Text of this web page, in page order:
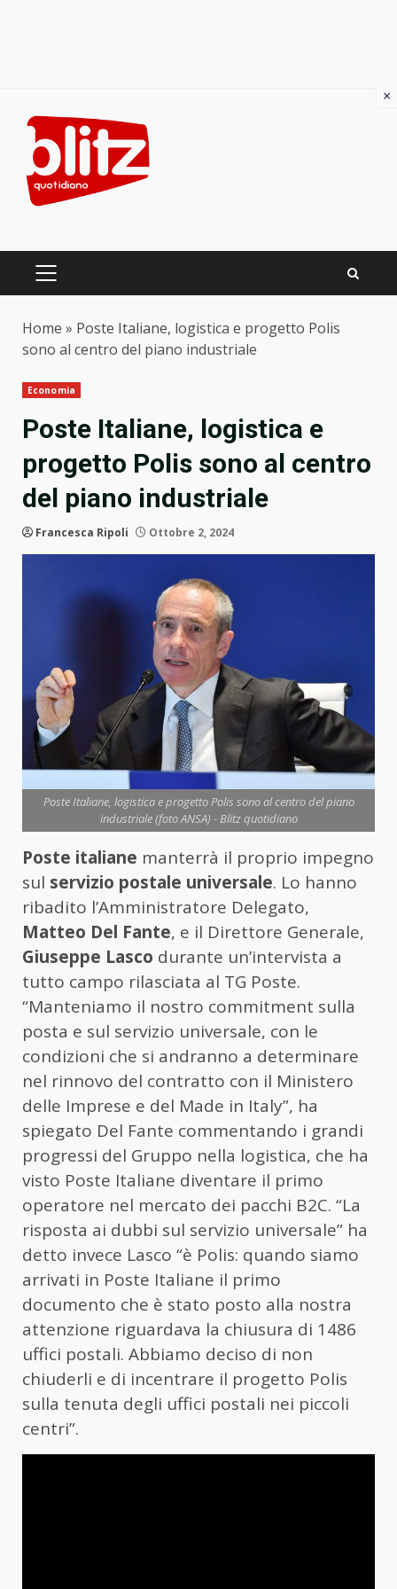
content
PRIMARY
Home » Poste Italiane, logistica e progetto Polis
sono al centro del piano industriale
Economia
Poste Italiane, logistica e
progetto Polis sono al centro
del piano industriale
Francesca Ripoli Ottobre 2, 2024
Poste Italiane, logistica e progetto Polis sono al centro del piano
industriale (foto ANSA) - Blitz quotidiano
Poste italiane manterrà il proprio impegno
sul servizio postale universale. Lo hanno
ribadito l’Amministratore Delegato,
Matteo Del Fante, e il Direttore Generale,
Giuseppe Lasco durante un’intervista a
tutto campo rilasciata al TG Poste.
“Manteniamo il nostro commitment sulla
posta e sul servizio universale, con le
condizioni che si andranno a determinare
nel rinnovo del contratto con il Ministero
delle Imprese e del Made in Italy”, ha
spiegato Del Fante commentando i grandi
progressi del Gruppo nella logistica, che ha
visto Poste Italiane diventare il primo
operatore nel mercato dei pacchi B2C. “La
risposta ai dubbi sul servizio universale” ha
detto invece Lasco “è Polis: quando siamo
arrivati in Poste Italiane il primo
documento che è stato posto alla nostra
attenzione riguardava la chiusura di 1486
uffici postali. Abbiamo deciso di non
chiuderli e di incentrare il progetto Polis
sulla tenuta degli uffici postali nei piccoli
centri”.
×